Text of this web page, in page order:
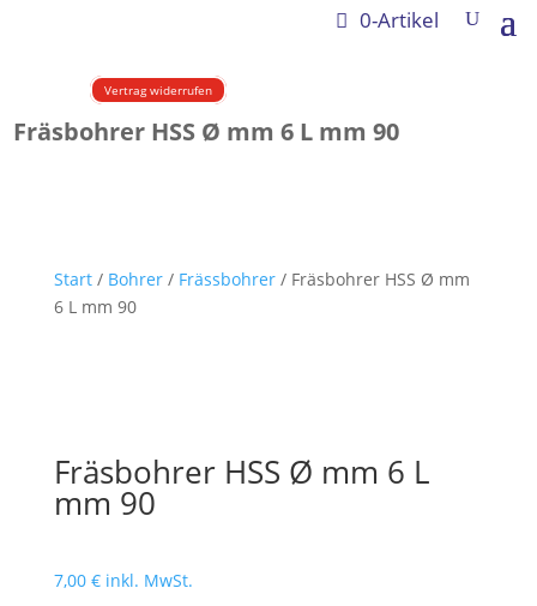
0-Artikel
Vertrag widerrufen
Fräsbohrer HSS Ø mm 6 L mm 90
Start/ Bohrer/ Frässbohrer/ Fräsbohrer HSS Ø mm
6 L mm 90
Fräsbohrer HSS Ø mm 6 L
mm 90
7,00 € inkl. MwSt.